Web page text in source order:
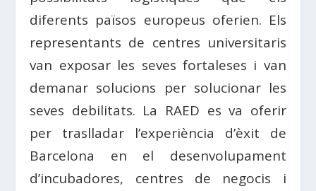
diferents països europeus oferien. Els
representants de centres universitaris
van exposar les seves fortaleses i van
demanar solucions per solucionar les
seves debilitats. La RAED es va oferir
per traslladar l’experiència d’èxit de
Barcelona en el desenvolupament
d’incubadores, centres de negocis i